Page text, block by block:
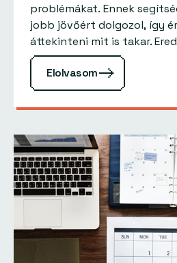
problémákat. Ennek
jobb jövőért dolgozol, így
áttekinteni mit is takar. Eredet A Toyota
autógyártása nem volt jó
es és…
Elolvasom